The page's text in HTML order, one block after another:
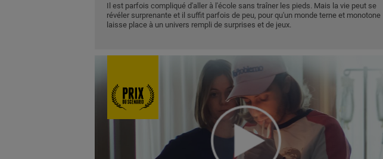
Il est parfois compliqué d'aller à l'école sans traîner les pieds. Mais la vie peut se
révéler surprenante et il suffit parfois de peu, pour qu'un monde terne et monotone
laisse place à un univers rempli de surprises et de jeux.